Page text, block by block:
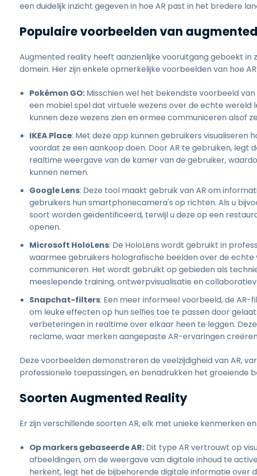
een duidelijk inzicht gegeven in hoe AR past in het bredere
Populaire voorbeelden van
Augmented reality heeft aanzienlijke vooruitgang geboekt
domein. Hier zijn enkele opmerkelijke voorbeelden van hoe
Pokémon GO: Misschien wel het bekendste voorbeeld
een mobiel spel dat virtuele wezens over de echte
kunnen deze wezens zien en ermee communiceren alsof
IKEA Place: Met deze app kunnen gebruikers visualiseren
voordat ze een aankoop doen. Door AR te gebruiken, legt
realtime weergave van de kamer van de gebruiker,
kunnen nemen.
Google Lens: Deze tool maakt gebruik van AR om
gebruikers hun smartphonecamera's op richten. Als u
soort worden geïdentificeerd, terwijl u deze op een
openen.
Microsoft HoloLens: De HoloLens wordt gebruikt in
waarmee gebruikers holografische beelden over de
communiceren. Het wordt gebruikt op gebieden als
meeslepende training, ontwerpvisualisatie en
Snapchat-filters: Een meer informeel voorbeeld, de
om leuke effecten op hun selfies toe te passen door
verbeteringen in realtime over elkaar heen te leggen.
reclame, waar merken aangepaste AR-ervaringen
Deze voorbeelden demonstreren de veelzijdigheid van AR,
professionele toepassingen, en benadrukken het groeiende
Soorten Augmented Reality
Er zijn verschillende soorten AR, elk met unieke kenmerken
Op markers gebaseerde AR: Dit type AR vertrouwt op
afbeeldingen, om de weergave van digitale inhoud te
herkent, legt het de bijbehorende digitale informatie over